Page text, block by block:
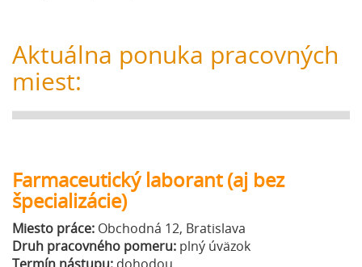
Aktuálna ponuka pracovných
miest:
Farmaceutický laborant (aj bez
špecializácie)
Miesto práce: Obchodná 12, Bratislava
Druh pracovného pomeru: plný úväzok